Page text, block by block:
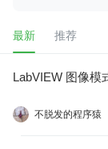
最新 推荐
LabVIEW 图像模
不脱发的程序猿